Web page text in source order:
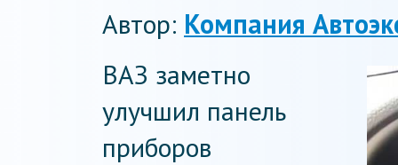
Автор: Компания
ВАЗ заметно
улучшил панель
приборов